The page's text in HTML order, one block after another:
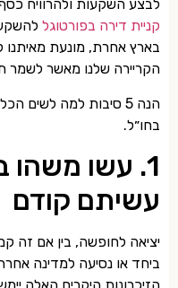
לבצע השקעות ולהרוויח
קניית דירה בפורטוגל
בארץ אחרת, מונעת
הקריירה שלנו מאשר לשמר
הנה 5 סיבות למה לשים
בחו״ל.
1. עשו
עשיתם קודם
יציאה לחופשה, בין אם זה
ביחד או נסיעה למדינה